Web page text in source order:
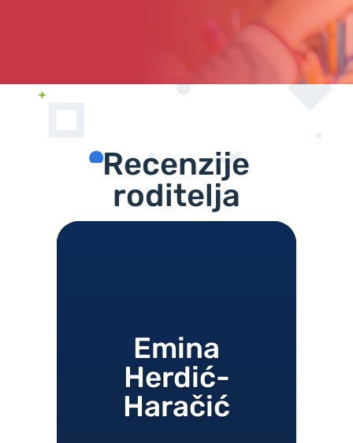
Recenzije
roditelja
Emina
Herdić-
Haračić